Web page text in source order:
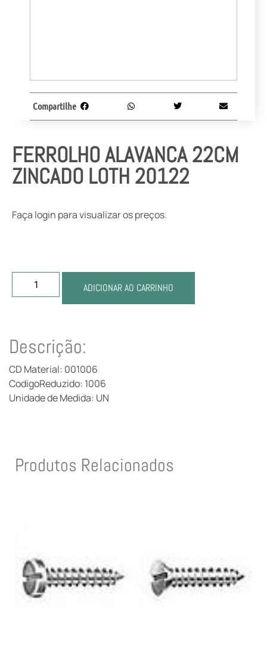
FERROLHO ALAVANCA 22CM
ZINCADO LOTH 20122
Faça login para visualizar os preços.
ADICIONAR AO CARRINHO
Compartilhe
Descrição:
CD Material: 001006
CodigoReduzido: 1006
Unidade de Medida: UN
Produtos Relacionados